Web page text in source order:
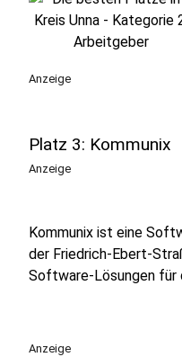
Anzeige
Platz 3: Kommunix
Anzeige
Kommunix ist eine
der Friedrich-Ebert-
Software-Lösungen für
Anzeige